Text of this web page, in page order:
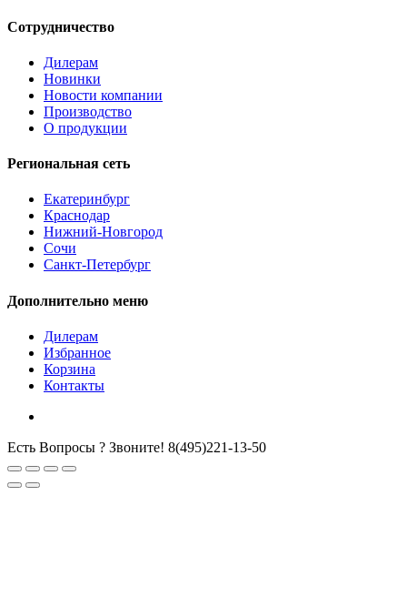
Сотрудничество
Дилерам
Новинки
Новости компании
Производство
О продукции
Региональная сеть
Екатеринбург
Краснодар
Нижний-Новгород
Сочи
Санкт-Петербург
Дополнительно меню
Дилерам
Избранное
Корзина
Контакты
Есть Вопросы ? Звоните! 8(495)221-13-50